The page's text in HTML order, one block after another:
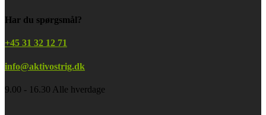
Har du spørgsmål?
+45 31 32 12 71
info@aktivostrig.dk
9.00 - 16.30 Alle hverdage